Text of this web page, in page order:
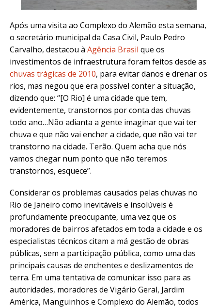
Após uma visita ao Complexo do Alemão esta semana,
o secretário municipal da Casa Civil, Paulo Pedro
Carvalho, destacou à Agência Brasil que os
investimentos de infraestrutura foram feitos desde as
chuvas trágicas de 2010, para evitar danos e drenar os
rios, mas negou que era possível conter a situação,
dizendo que: “[O Rio] é uma cidade que tem,
evidentemente, transtornos por conta das chuvas
todo ano…Não adianta a gente imaginar que vai ter
chuva e que não vai encher a cidade, que não vai ter
transtorno na cidade. Terão. Quem acha que nós
vamos chegar num ponto que não teremos
transtornos, esquece”.
Considerar os problemas causados pelas chuvas no
Rio de Janeiro como inevitáveis e insolúveis é
profundamente preocupante, uma vez que os
moradores de bairros afetados em toda a cidade e os
especialistas técnicos citam a má gestão de obras
públicas, sem a participação pública, como uma das
principais causas de enchentes e deslizamentos de
terra. Em uma tentativa de comunicar isso para as
autoridades, moradores de Vigário Geral, Jardim
América, Manguinhos e Complexo do Alemão, todos